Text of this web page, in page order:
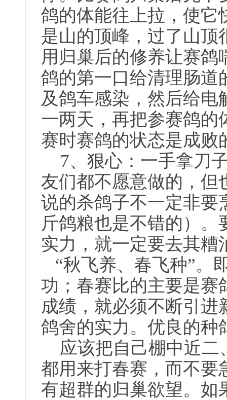
鸽的体能往上拉，使它
是山的顶峰，过了山顶
用归巢后的修养让赛
鸽的第一口给清理肠道
及鸽车感染，然后给电
一两天，再把参赛鸽的
赛时赛鸽的状态是成败
7、狠心：一手拿刀
友们都不愿意做的，但
说的杀鸽子不一定非要
斤鸽粮也是不错的）
实力，就一定要去其糟
“秋飞养、春飞种”。
功；春赛比的主要是赛
成绩，就必须不断引进
鸽舍的实力。优良的种
应该把自己棚中近
都用来打春赛，而不要
有超群的归巢欲望。如